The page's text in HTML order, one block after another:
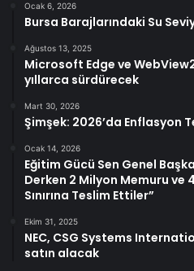
Ocak 6, 2026
Bursa Barajlarındaki Su
Ağustos 13, 2025
Microsoft Edge ve
yıllarca sürdürecek
Mart 30, 2026
Şimşek: 2026’da Enflasyon
Ocak 14, 2026
Eğitim Gücü Sen Genel
Derken 2 Milyon Memuru ve
Sınırına Teslim Ettiler”
Ekim 31, 2025
NEC, CSG Systems
satın alacak